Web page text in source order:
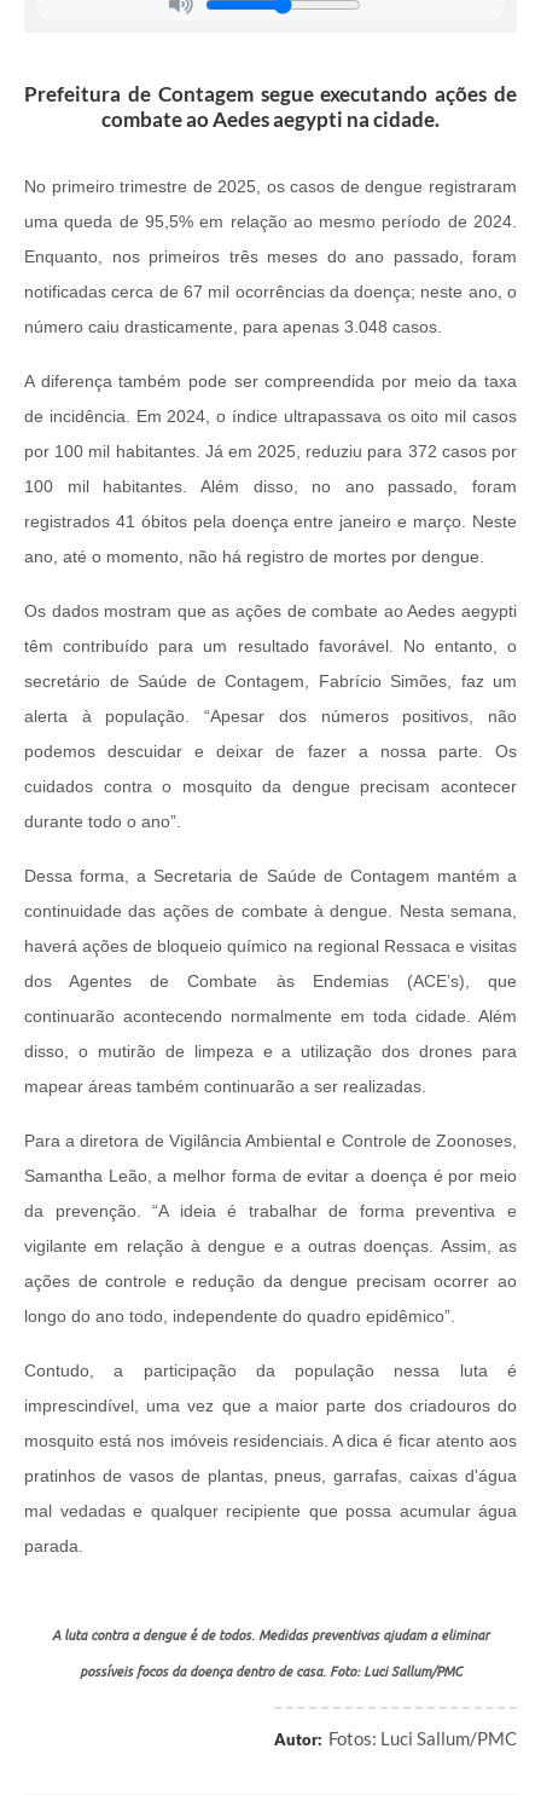
Prefeitura de Contagem segue executando ações de
combate ao Aedes aegypti na cidade.
No primeiro trimestre de 2025, os casos de dengue registraram
uma queda de 95,5% em relação ao mesmo período de 2024.
Enquanto, nos primeiros três meses do ano passado, foram
notificadas cerca de 67 mil ocorrências da doença; neste ano, o
número caiu drasticamente, para apenas 3.048 casos.
A diferença também pode ser compreendida por meio da taxa
de incidência. Em 2024, o índice ultrapassava os oito mil casos
por 100 mil habitantes. Já em 2025, reduziu para 372 casos por
100 mil habitantes. Além disso, no ano passado, foram
registrados 41 óbitos pela doença entre janeiro e março. Neste
ano, até o momento, não há registro de mortes por dengue.
Os dados mostram que as ações de combate ao Aedes aegypti
têm contribuído para um resultado favorável. No entanto, o
secretário de Saúde de Contagem, Fabrício Simões, faz um
alerta à população. “Apesar dos números positivos, não
podemos descuidar e deixar de fazer a nossa parte. Os
cuidados contra o mosquito da dengue precisam acontecer
durante todo o ano”.
Dessa forma, a Secretaria de Saúde de Contagem mantém a
continuidade das ações de combate à dengue. Nesta semana,
haverá ações de bloqueio químico na regional Ressaca e visitas
dos Agentes de Combate às Endemias (ACE’s), que
continuarão acontecendo normalmente em toda cidade. Além
disso, o mutirão de limpeza e a utilização dos drones para
mapear áreas também continuarão a ser realizadas.
Para a diretora de Vigilância Ambiental e Controle de Zoonoses,
Samantha Leão, a melhor forma de evitar a doença é por meio
da prevenção. “A ideia é trabalhar de forma preventiva e
vigilante em relação à dengue e a outras doenças. Assim, as
ações de controle e redução da dengue precisam ocorrer ao
longo do ano todo, independente do quadro epidêmico”.
Contudo, a participação da população nessa luta é
imprescindível, uma vez que a maior parte dos criadouros do
mosquito está nos imóveis residenciais. A dica é ficar atento aos
pratinhos de vasos de plantas, pneus, garrafas, caixas d'água
mal vedadas e qualquer recipiente que possa acumular água
parada.
A luta contra a dengue é de todos. Medidas preventivas ajudam a eliminar
possíveis focos da doença dentro de casa. Foto: Luci Sallum/PMC
Autor: Fotos: Luci Sallum/PMC